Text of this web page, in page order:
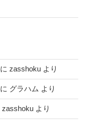
に zasshoku より
に グラハム より
zasshoku より